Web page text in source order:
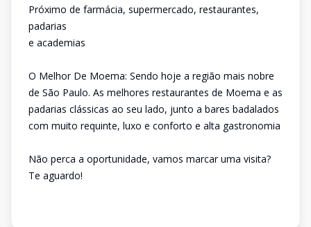
Próximo de farmácia, supermercado, restaurantes,
padarias
e academias
O Melhor De Moema: Sendo hoje a região mais nobre
de São Paulo. As melhores restaurantes de Moema e as
padarias clássicas ao seu lado, junto a bares badalados
com muito requinte, luxo e conforto e alta gastronomia
Não perca a oportunidade, vamos marcar uma visita?
Te aguardo!